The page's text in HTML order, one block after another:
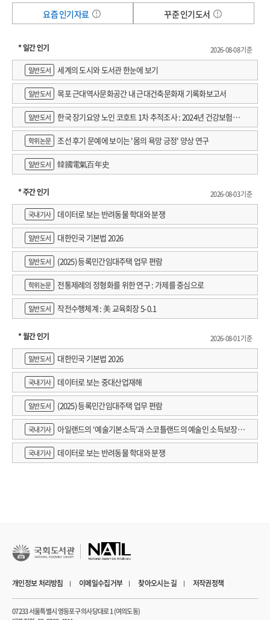
요즘 인기자료
꾸준 인기도서
* 일간 인기
2026-08-08 기준
일반도서
세계의 도시와 도서관 한눈에 보기
일반도서 목포 근대역사문화공간 내 근대건축문화재 기록화보고서
일반도서
한국 장기요양 노인 코호트 1차 추적조사 : 2024년 건강보험연
구원 정규연구보고서
학위논문 조선 후기 문예에 보이는 '몸의 욕망 긍정' 양상 연구
일반도서 韓國電氣百年史
* 주간 인기
2026-08-03 기준
국내기사
데이터로 보는 반려동물 학대와 분쟁
일반도서 대한민국 기본법 2026
일반도서 (2025) 등록민간임대주택 업무 편람
학위논문 전통제례의 정형화를 위한 연구 : 가제를 중심으로
일반도서 작전수행체계 : 美 교육회장 5-0.1
* 월간 인기
2026-08-01 기준
일반도서
대한민국 기본법 2026
국내기사 데이터로 보는 중대산업재해
일반도서 (2025) 등록민간임대주택 업무 편람
국내기사
아일랜드의 ‘예술기본소득’과 스코틀랜드의 예술인 소득보장정
책 논의
국내기사 데이터로 보는 반려동물 학대와 분쟁
개인정보 처리방침 이메일수집거부 찾아오시는 길 저작권정책
07233 서울특별시 영등포구 의사당대로 1 (여의도동)